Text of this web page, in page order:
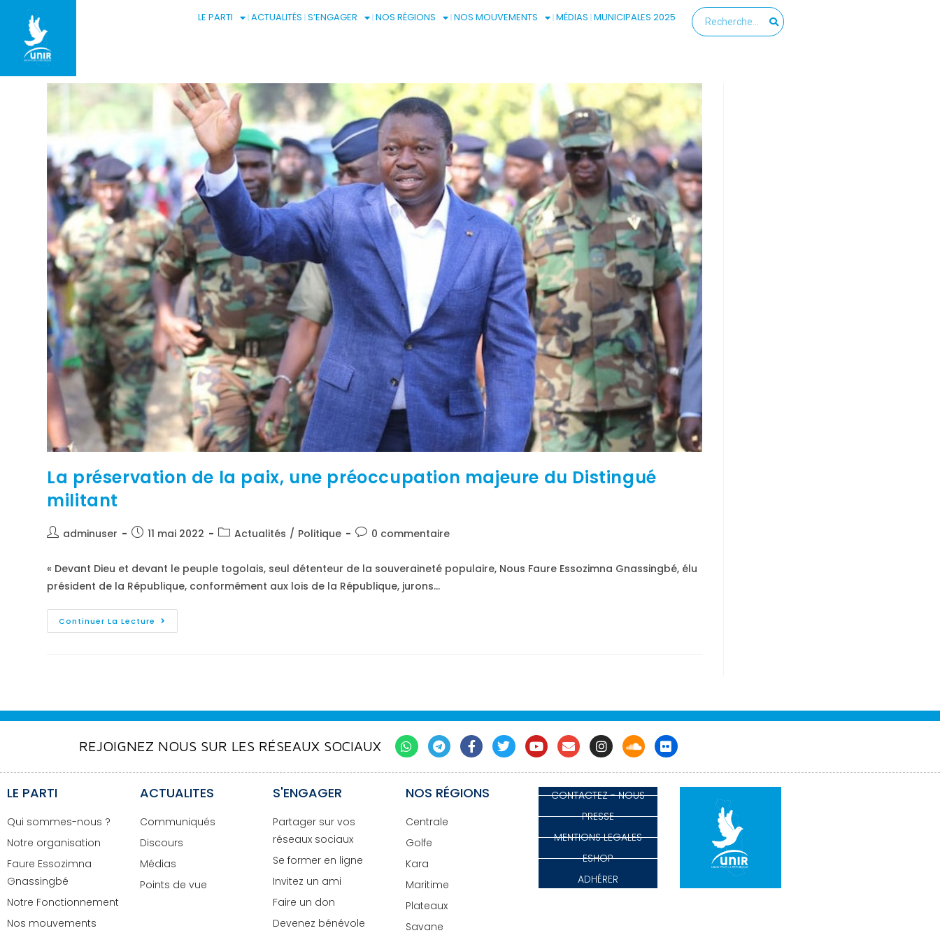
LE PARTI ACTUALITÉS S’ENGAGER NOS RÉGIONS NOS MOUVEMENTS MÉDIAS MUNICIPALES 2025
La préservation de la paix, une préoccupation majeure du Distingué
militant
adminuser 11 mai 2022 Actualités / Politique 0 commentaire
« Devant Dieu et devant le peuple togolais, seul détenteur de la souveraineté populaire, Nous Faure Essozimna Gnassingbé, élu
président de la République, conformément aux lois de la République, jurons…
Continuer La Lecture
REJOIGNEZ NOUS SUR LES RÉSEAUX SOCIAUX
LE PARTI
Qui sommes-nous ?
Notre organisation
Faure Essozimna
Gnassingbé
Notre Fonctionnement
Nos mouvements
ACTUALITES
Communiqués
Discours
Médias
Points de vue
S'ENGAGER
Partager sur vos
réseaux sociaux
Se former en ligne
Invitez un ami
Faire un don
Devenez bénévole
NOS RÉGIONS
Centrale
Golfe
Kara
Maritime
Plateaux
Savane
CONTACTEZ - NOUS
PRESSE
MENTIONS LEGALES
ESHOP
ADHÉRER